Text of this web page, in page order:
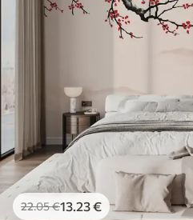
22.05€13 .23€